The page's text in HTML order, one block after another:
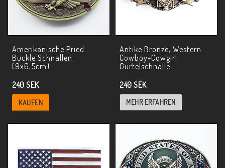
Amerikanische Pried
Buckle Schnallen.
(9x6,5cm)
240 SEK
KAUFEN
Antike Bronze, Western
Cowboy-Cowgirl
Gürtelschnalle.
240 SEK
MEHR ERFAHREN